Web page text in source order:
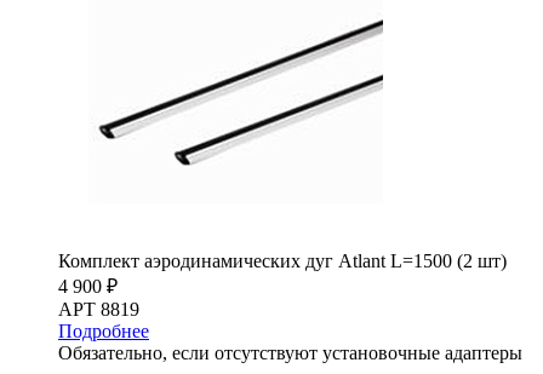
Комплект аэродинамических дуг Atlant L=1500 (2 шт)
4 900 ₽
АРТ 8819
Подробнее
Обязательно, если отсутствуют установочные адаптеры